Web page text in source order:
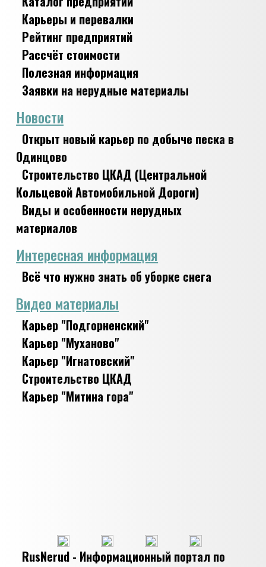
Карьеры и перевалки
Рейтинг предприятий
Рассчёт стоимости
Полезная информация
Заявки на нерудные материалы
Новости
Открыт новый карьер по добыче песка в
Одинцово
Строительство ЦКАД (Центральной
Кольцевой Автомобильной Дороги)
Виды и особенности нерудных
материалов
Интересная информация
Всё что нужно знать об уборке снега
Видео материалы
Карьер "Подгорненский"
Карьер "Муханово"
Карьер "Игнатовский"
Строительство ЦКАД
Карьер "Митина гора"
RusNerud - Информационный портал по